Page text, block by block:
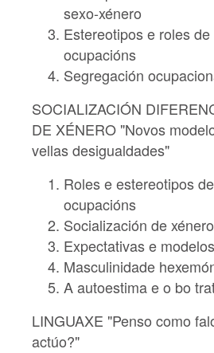
sexo-xénero
Estereotipos e roles
ocupacións
Segregación
SOCIALIZACIÓN
DE XÉNERO "Novos
vellas desigualdades"
Roles e estereotipos
ocupacións
Socialización de xénero
Expectativas e
Masculinidade
A autoestima e o bo
LINGUAXE "Penso como
actúo?"